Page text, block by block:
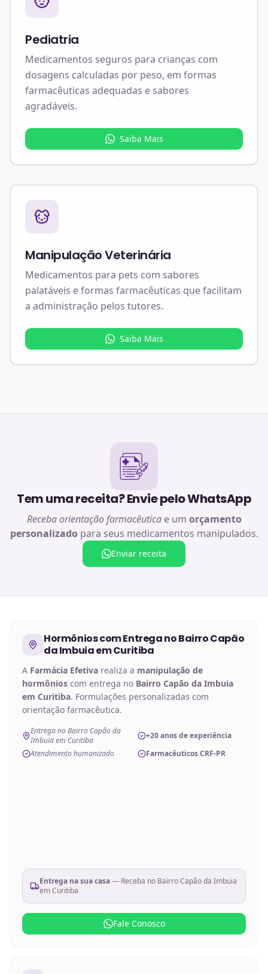
Pediatria
Medicamentos seguros para crianças com
dosagens calculadas por peso, em formas
farmacêuticas adequadas e sabores
agradáveis.
Saiba Mais
Manipulação Veterinária
Medicamentos para pets com sabores
palatáveis e formas farmacêuticas que facilitam
a administração pelos tutores.
Saiba Mais
Tem uma receita? Envie pelo WhatsApp
Receba orientação farmacêuticae um orçamento
personalizado para seus medicamentos manipulados.
Enviar receita
Hormônioscom Entrega noBairro Capão
da Imbuia em Curitiba
A Farmácia Efetiva realiza a manipulação de
hormônios com entrega no Bairro Capão da Imbuia
em Curitiba. Formulações personalizadas com
orientação farmacêutica.
Entrega no Bairro Capão da
Imbuia em Curitiba
+20 anos de experiência
Atendimento humanizado
Farmacêuticos CRF-PR
Entrega na sua casa— Receba no Bairro Capão da Imbuia
em Curitiba
Fale Conosco